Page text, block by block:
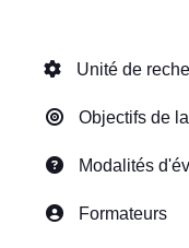
Unité de
Objectifs de
Modalités
Formateurs